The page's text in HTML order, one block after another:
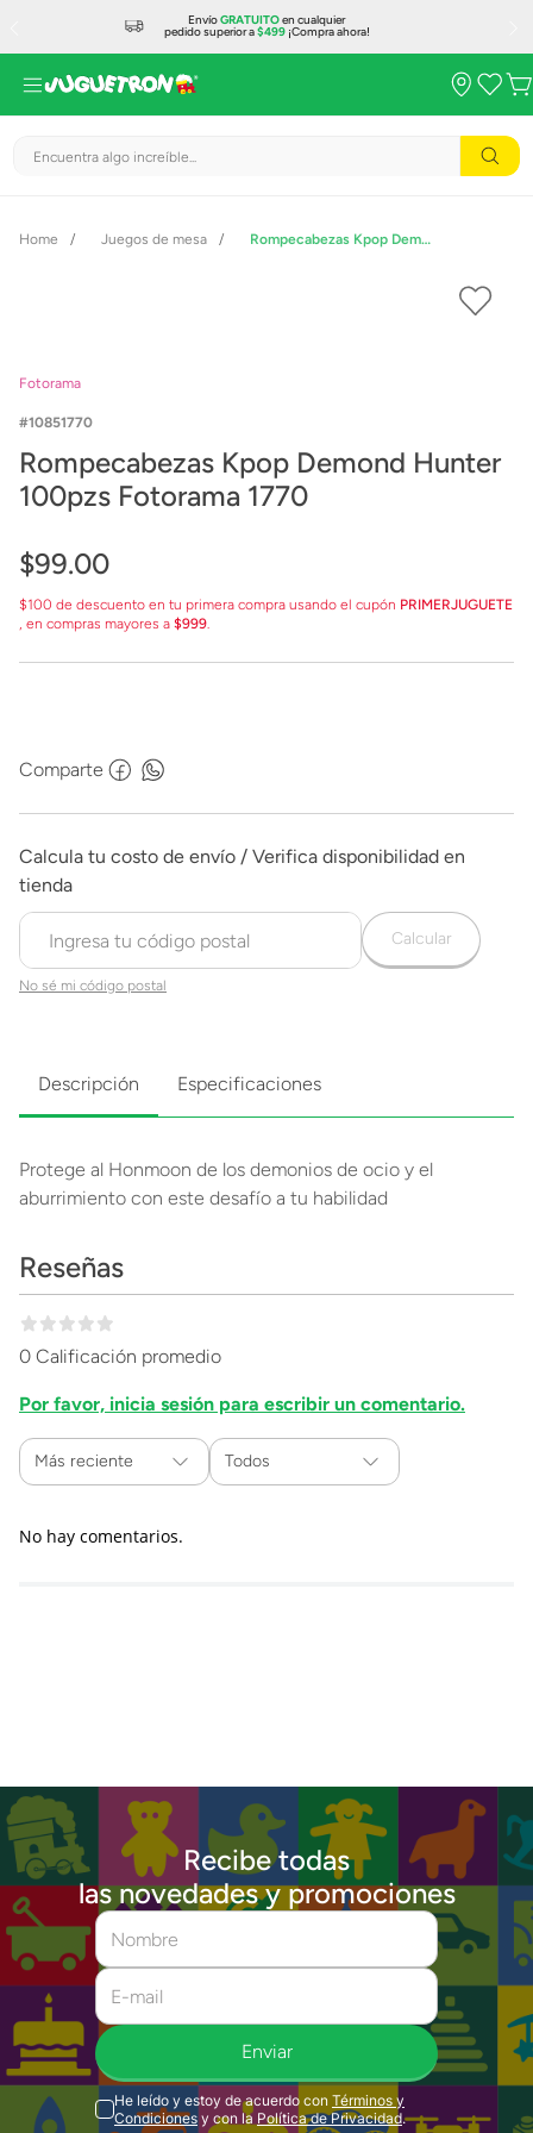
EnvíoGRATUITOen cualquier
pedido superior a$499¡Compra ahora!
Encuentra algo increíble...
Juegos de mesa Rompecabezas Kpop Demond Hunter 100pzs Fotorama 1770
Fotorama
10851770
Rompecabezas Kpop Demond Hunter
100pzs Fotorama 1770
$99.00
$100 de descuento en tu primera compra usando el cupón PRIMERJUGUETE
, en compras mayores a $999.
Comparte
No sé mi código postal
Calcular
Descripción Especificaciones
Protege al Honmoon de los demonios de ocio y el
aburrimiento con este desafío a tu habilidad
Reseñas
0 Calificación promedio
Por favor, inicia sesión para escribir un comentario.
Más reciente Todos
No hay comentarios.
Recibe todas
las novedades y promociones
Enviar
He leído y estoy de acuerdo con Términos y
Condiciones y con la Política de Privacidad.